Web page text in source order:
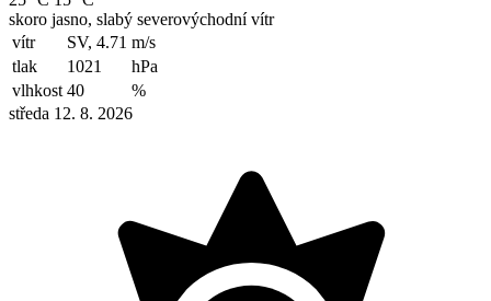
skoro jasno, slabý severovýchodní vítr
vítr
SV, 4.71 m/s
tlak
1021
hPa
vlhkost 40
%
středa 12. 8. 2026